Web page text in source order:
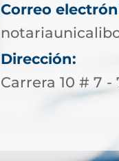
Correo
Dirección:
Carrera 10 # 7 -